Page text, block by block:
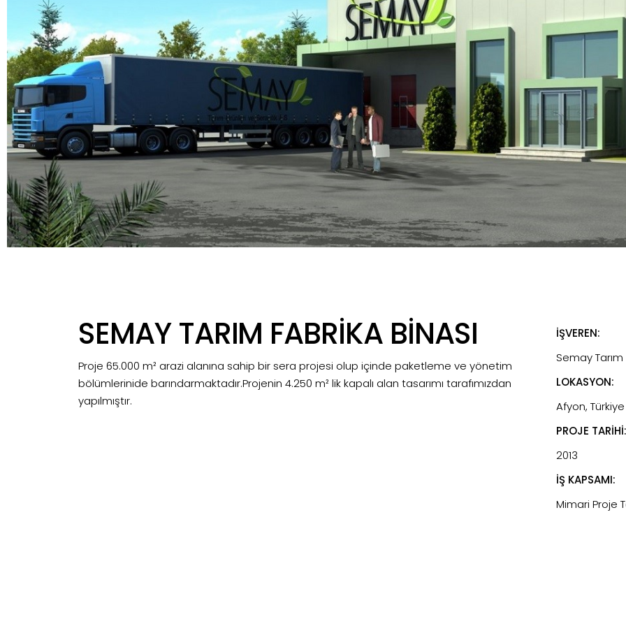
SEMAY TARIM FABRİKA BİNASI
Proje 65.000 m² arazi alanına sahip bir sera projesi olup içinde paketleme ve yönetim
bölümlerinide barındarmaktadır.Projenin 4.250 m² lik kapalı alan tasarımı tarafımızdan
yapılmıştır.
İŞVEREN:
Semay Tarım
LOKASYON:
Afyon, Türkiye
PROJE TARİHİ:
2013
İŞ KAPSAMI:
Mimari Proje